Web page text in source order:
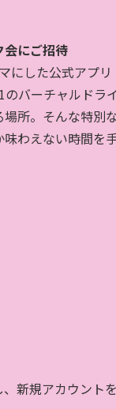
会にご招待
にした公式アプリ
1のバーチャルドラ
所。そんな特別
わえない時間を
新規アカウント